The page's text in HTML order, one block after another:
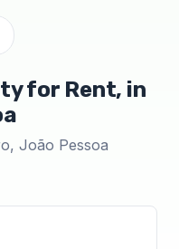
for Rent, in
João Pessoa